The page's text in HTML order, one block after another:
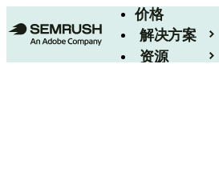
价格
解决方案
资源